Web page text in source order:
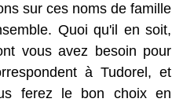
sur ces noms de famille
Quoi qu'il en soit,
vous avez besoin pour
à Tudorel, et
ferez le bon choix en